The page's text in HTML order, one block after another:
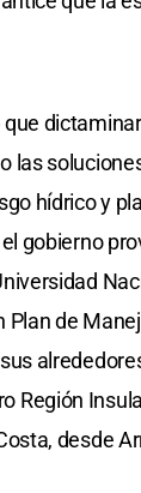
las
hídrico y
gobierno
Plan de
Región
desde